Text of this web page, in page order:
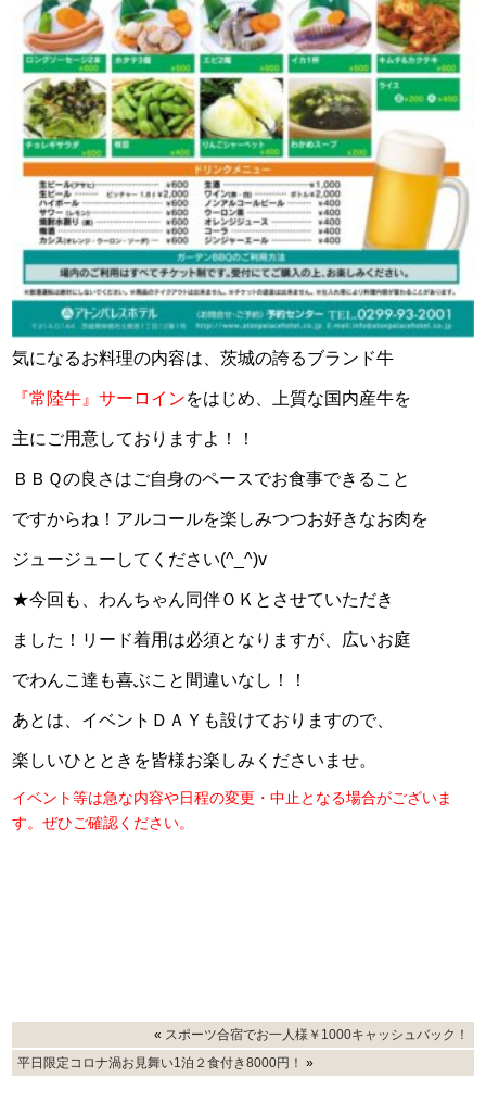
気になるお料理の内容は、茨城の誇るブランド牛
『常陸牛』サーロインをはじめ、上質な国内産牛を
主にご用意しておりますよ！！
ＢＢＱの良さはご自身のペースでお食事できること
ですからね！アルコールを楽しみつつお好きなお肉を
ジュージューしてください(^_^)v
★今回も、わんちゃん同伴ＯＫとさせていただき
ました！リード着用は必須となりますが、広いお庭
でわんこ達も喜ぶこと間違いなし！！
あとは、イベントＤＡＹも設けておりますので、
楽しいひとときを皆様お楽しみくださいませ。
イベント等は急な内容や日程の変更・中止となる場合がございま
す。ぜひご確認ください。
« スポーツ合宿でお一人様￥1000キャッシュバック！
平日限定コロナ渦お見舞い1泊２食付き8000円！ »